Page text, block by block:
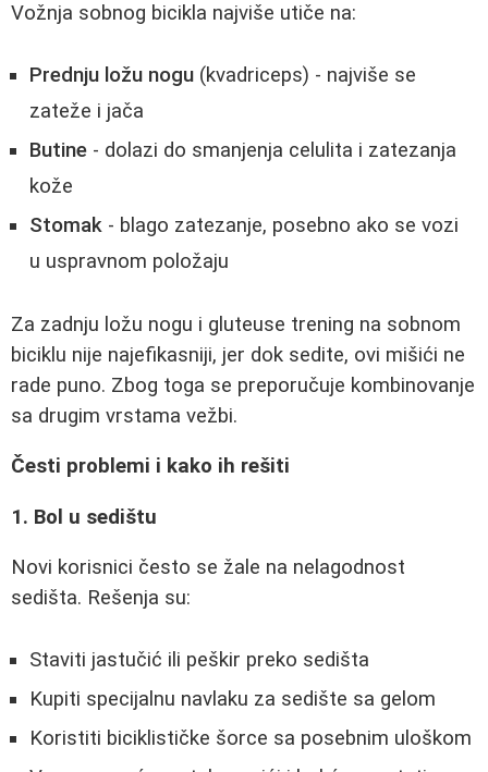
Vožnja sobnog bicikla najviše utiče na:
Prednju ložu nogu (kvadriceps) - najviše se
zateže i jača
Butine - dolazi do smanjenja celulita i zatezanja
kože
Stomak - blago zatezanje, posebno ako se vozi
u uspravnom položaju
Za zadnju ložu nogu i gluteuse trening na sobnom
biciklu nije najefikasniji, jer dok sedite, ovi mišići ne
rade puno. Zbog toga se preporučuje kombinovanje
sa drugim vrstama vežbi.
Česti problemi i kako ih rešiti
1. Bol u sedištu
Novi korisnici često se žale na nelagodnost
sedišta. Rešenja su:
Staviti jastučić ili peškir preko sedišta
Kupiti specijalnu navlaku za sedište sa gelom
Koristiti biciklističke šorce sa posebnim uloškom